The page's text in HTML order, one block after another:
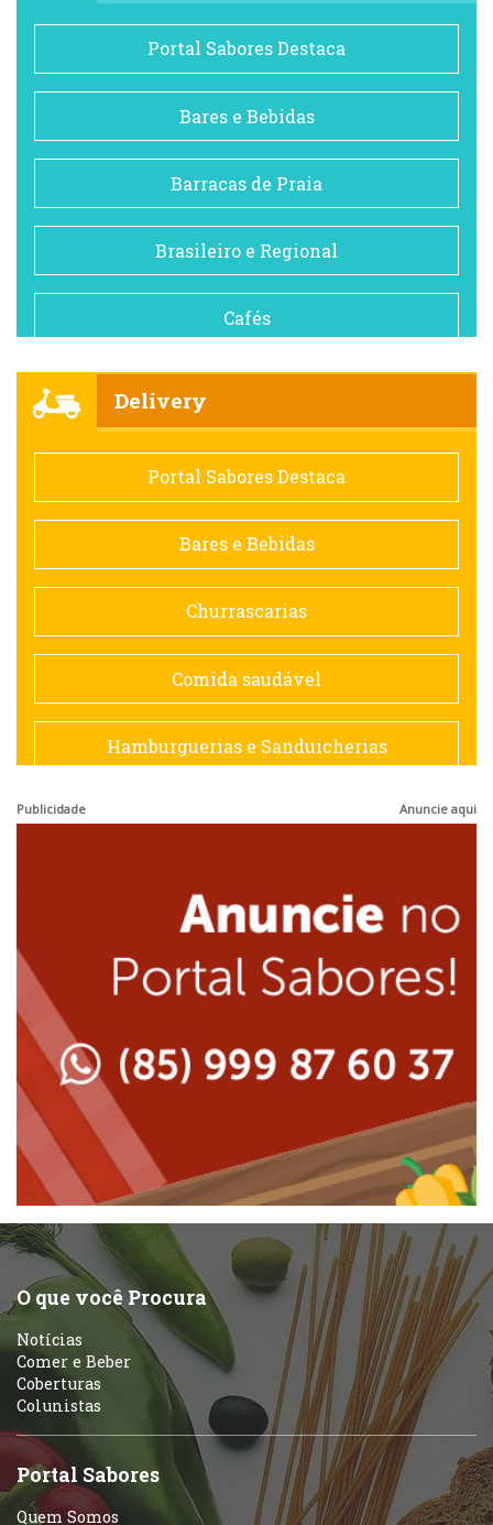
Portal Sabores Destaca
Bares e Bebidas
Barracas de Praia
Brasileiro e Regional
Cafés
Comida saudável
Contemporânea
Doceria
Espanhola
Francesa
Japonesa e Oriental
Lanchonetes
Massas
Peixes e Frutos do Mar
Pizzarias
Portuguesa
Self-service
Sobremesas e sorvetes
Delivery
Portal Sabores Destaca
Bares e Bebidas
Churrascarias
Comida saudável
Hamburguerias e Sanduicherias
Peixes e Frutos do Mar
Pizzarias
Sobremesas e sorvetes
Variados
Publicidade Anuncie aqui
O que você Procura
Notícias
Comer e Beber
Coberturas
Colunistas
Portal Sabores
Quem Somos